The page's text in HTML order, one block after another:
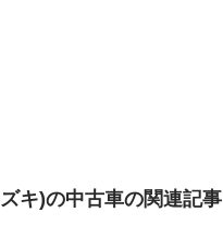
キ)の中古車の関連記事